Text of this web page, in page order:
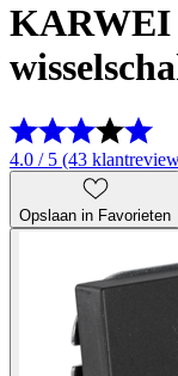
KARWEI
4.0 / 5 (43
Opslaan in Favorieten